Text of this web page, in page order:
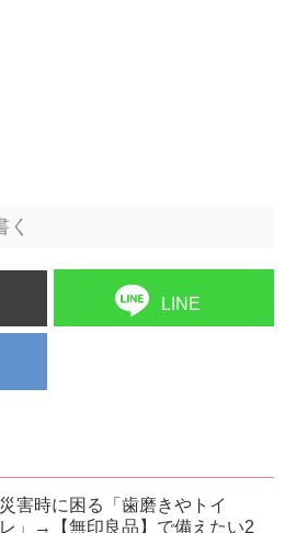
く
LINE
災害時に困る「歯磨きやトイ
レ」→【無印良品】で備えたい2